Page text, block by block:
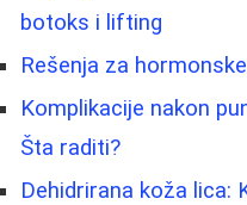
botoks i lifting
Rešenja za
Komplikacije nakon
Šta raditi?
Dehidrirana koža lica: